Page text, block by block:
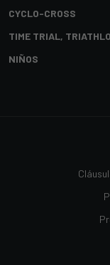
CYCLO-CROSS
TIME TRIAL,
NIÑOS